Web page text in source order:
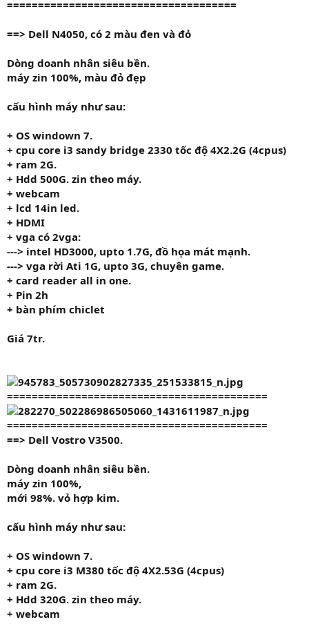
=====================================
==> Dell N4050, có 2 màu đen và đỏ
Dòng doanh nhân siêu bền.
máy zin 100%, màu đỏ đẹp
cấu hình máy như sau:
+ OS windown 7.
+ cpu core i3 sandy bridge 2330 tốc độ 4X2.2G (4cpus)
+ ram 2G.
+ Hdd 500G. zin theo máy.
+ webcam
+ lcd 14in led.
+ HDMI
+ vga có 2vga:
---> intel HD3000, upto 1.7G, đồ họa mát mạnh.
---> vga rời Ati 1G, upto 3G, chuyên game.
+ card reader all in one.
+ Pin 2h
+ bàn phím chiclet
Giá 7tr.
==========================================
==========================================
==> Dell Vostro V3500.
Dòng doanh nhân siêu bền.
máy zin 100%,
mới 98%. vỏ hợp kim.
cấu hình máy như sau:
+ OS windown 7.
+ cpu core i3 M380 tốc độ 4X2.53G (4cpus)
+ ram 2G.
+ Hdd 320G. zin theo máy.
+ webcam